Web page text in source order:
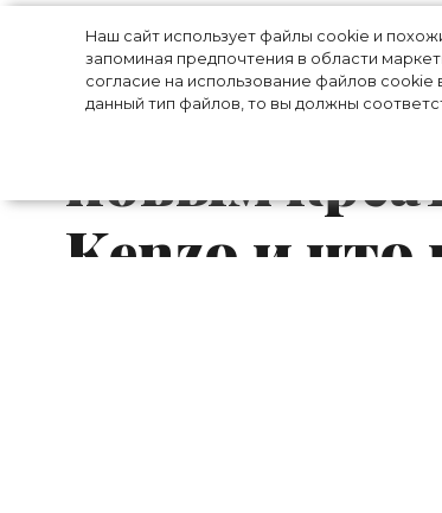
Наш сайт использует файлы cookie и
запоминая предпочтения в области
согласие на использование файлов
данный тип файлов, то вы должны
Не только
музыкант:
новым
Kenzo и что